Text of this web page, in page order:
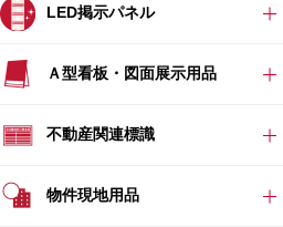
LED掲示パネル
Ａ型看板・図面展示用品
不動産関連標識
物件現地用品